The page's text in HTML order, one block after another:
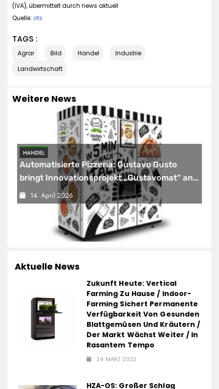
(IVA), übermittelt durch news aktuell
Quelle: ots
TAGS :
Agrar Bild Handel
Industrie
Landwirtschaft
Weitere News
HANDEL
Automatisierte Pizzeria: Gustavo Gusto
bringt Innovationsprojekt „Gustavomat“ an
den Start
14. April 2026
Aktuelle News
Zukunft Heute: Vertical
Farming Zu Hause / Indoor-
Farming Sichert Permanente
Verfügbarkeit Von Gesunden
Blattgemüsen Und Kräutern /
Der Markt Wächst Weiter / In
Rasantem Tempo
24. MÄRZ 2022
HZA-OS: Großer Schlag